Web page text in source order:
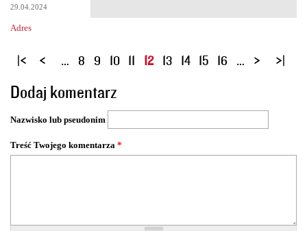
29.04.2024
Adres
S
r
o
n
y
… 8 9 10 11 12 13 14 15 16 …
Dodaj komentarz
Nazwisko lub pseudonim
Treść Twojego komentarza *